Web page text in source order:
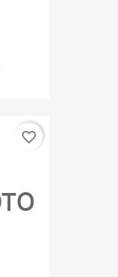
favorite_border